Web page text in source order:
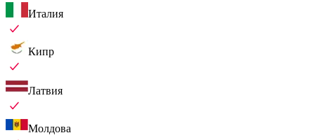
Италия
Кипр
Латвия
Молдова